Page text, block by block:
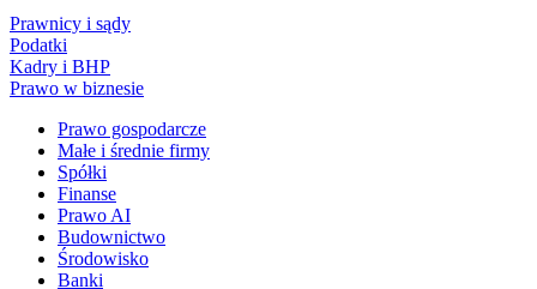
Prawnicy i sądy
Podatki
Kadry i BHP
Prawo w biznesie
Prawo gospodarcze
Małe i średnie firmy
Spółki
Finanse
Prawo AI
Budownictwo
Środowisko
Banki